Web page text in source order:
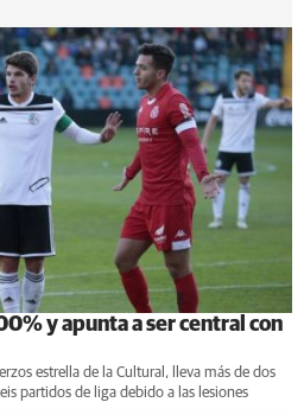
y apunta a ser central con
estrella de la Cultural, lleva más de dos
partidos de liga debido a las lesiones